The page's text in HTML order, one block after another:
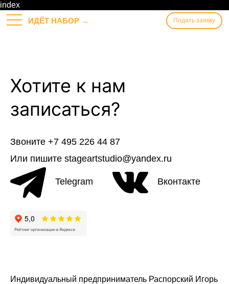
Skip
content
ИДЁТ НАБОР → Подать заявку
index
Хотите к нам
записаться?
Звоните +7 495 226 44 87
Или пишите stageartstudio@yandex.ru
Telegram Вконтакте
Индивидуальный предприниматель Распорский Игорь